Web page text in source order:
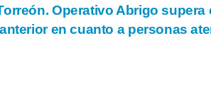
Operativo Abrigo supera
en cuanto a personas